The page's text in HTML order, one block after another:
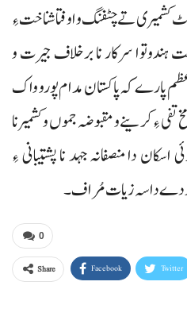
کشمیری تے چٹفنگ و اوفتا شناخت ءِ
سرکار نا برخلاف جیرت و
پارے کہ پاکستان مدام پورو واک
ءِ کرینے و مقبوضہ جموں و کشمیر نا
اسکان دا منصفانہ جہد نا پشتیبانی ءِ
داسہ زیات مُراف۔
0
Share Facebook Twitter